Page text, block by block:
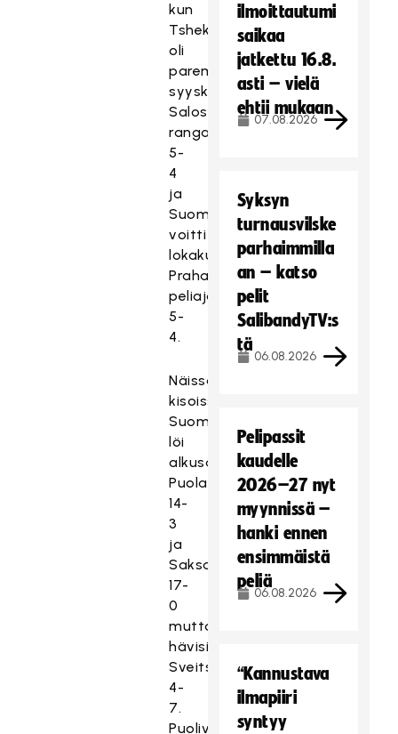
kun
Tshekki
oli
parempi
syyskuussa
Salossa
rangaistuslaukauksilla
5-
4
ja
Suomi
voitti
lokakuussa
Prahassa
peliajalla
5-
4.
Näissä
kisoissa
Suomi
löi
alkusarjassa
Puolan
14-
3
ja
Saksan
17-
0
mutta
hävisi
Sveitsille
4-
7.
Puolivälierässä
ilmoittautumi
saikaa
jatkettu 16.8.
asti – vielä
ehtii mukaan
07.08.2026
Syksyn
turnausvilske
parhaimmilla
an – katso
pelit
SalibandyTV:s
tä
06.08.2026
Pelipassit
kaudelle
2026–27 nyt
myynnissä –
hanki ennen
ensimmäistä
peliä
06.08.2026
“Kannustava
ilmapiiri
syntyy